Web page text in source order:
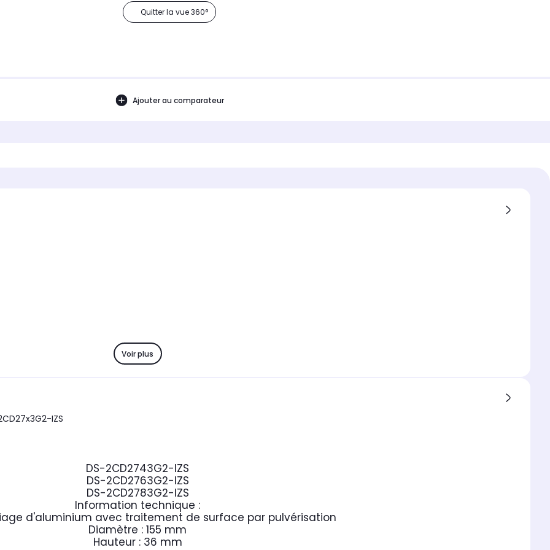
Quitter la vue 360°
Ajouter au comparateur
Voir plus
IZS
DS-2CD2743G2-IZS
DS-2CD2763G2-IZS
DS-2CD2783G2-IZS
Information technique :
d'aluminium avec traitement de surface par pulvérisation
Diamètre : 155 mm
Hauteur : 36 mm